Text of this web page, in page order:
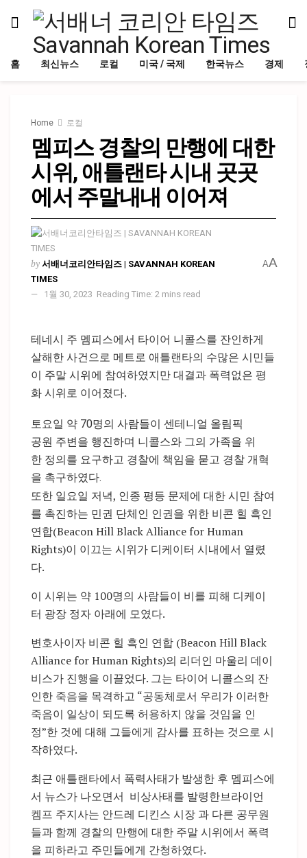
홈 최신뉴스 로컬 미국 / 국제 한국뉴스 경제
Home 로컬
멤피스 경찰의 만행에 대한
시위, 애틀랜타 시내 곳곳
에서 주말내내 이어져
by 서배너코리안타임즈 | SAVANNAH KOREAN
TIMES
1월 30, 2023 Reading Time: 2 mins read
AA
테네시 주 멤피스에서 타이어 니콜스를 잔인하게
살해한 사건으로 메트로 애틀랜타의 수많은 시민들
이 주말 시위에 참여하였지만 대결과 폭력없은 평
화 시위로 이어졌다.
토요일 약 70명의 사람들이 센테니얼 올림픽
공원 주변을 행진하며 니콜스와 그의 가족을 위
한 정의를 요구하고 경찰에 책임을 묻고 경찰 개혁
을 촉구하였다.
또한 일요일 저녁, 인종 평등 문제에 대한 시민 참여
를 촉진하는 민권 단체인 인권을 위한 비콘 힐 흑인
연합(Beacon Hill Black Alliance for Human
Rights)이 이끄는 시위가 디케이터 시내에서 열렸
다.
이 시위는 약 100명의 사람들이 비를 피해 디케이
터 광장 정자 아래에 모였다.
변호사이자 비콘 힐 흑인 연합 (Beacon Hill Black
Alliance for Human Rights)의 리더인 마울리 데이
비스가 진행을 이끌었다. 그는 타이어 니콜스의 잔
인한 죽음을 목격하고 “공동체로서 우리가 이러한
죽음이 일상이 되도록 허용하지 않을 것임을 인
정”한 것에 대해 그들에게 감사를 표하는 것으로 시
작하였다.
최근 애틀랜타에서 폭력사태가 발생한 후 멤피스에
서 뉴스가 나오면서 비상사태를 발령한브라이언
켐프 주지사는 안드레 디킨스 시장 과 다른 공무원
들과 함께 경찰의 만행에 대한 주말 시위에서 폭력
을 피하라고 주민들에게 간청하였다.